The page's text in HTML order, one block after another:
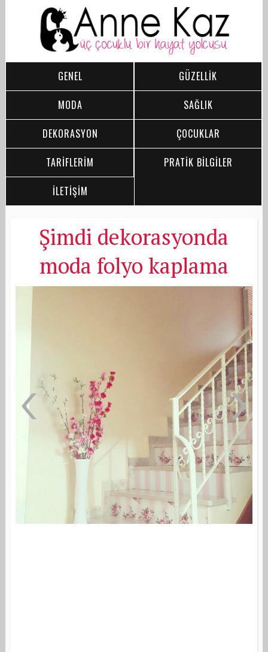
GENEL
GÜZELLİK
MODA
SAĞLIK
DEKORASYON
ÇOCUKLAR
TARİFLERİM
PRATİK BİLGİLER
İLETİŞİM
Şimdi dekorasyonda
moda folyo kaplama